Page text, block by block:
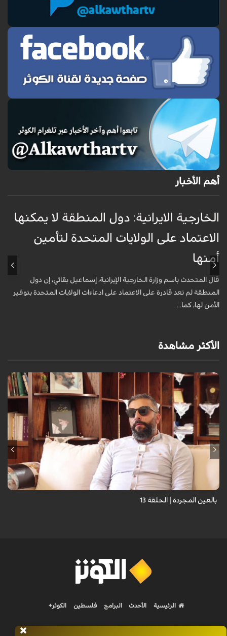
أهم الأخبار
الخارجية الايرانية: دول المنطقة لا يمكنها
الاعتماد على الولايات المتحدة لتأمين
أمنها
قال المتحدث باسم وزارة الخارجية الإيرانية، إسماعيل بقائي، إن دول
المنطقة لم تعد قادرة على الاعتماد على ادعاءات الولايات المتحدة بتوفير
الأمن لها، كما...
الأكثر مشاهدة
برنامج "بالعين المجردة" هو توثيق إنسانيٌّ شجاعٌ للحياة تحت وطأة الحرب،
حيث نستمع فيه إلى شهاداتٍ حيّةٍ لأشخاص عايشوا التفجيرات والدمار، فنرى
بالعين المجردة | الحلقة 13
الرئيسية الأحدث البرامج فلسطين الكوثر+